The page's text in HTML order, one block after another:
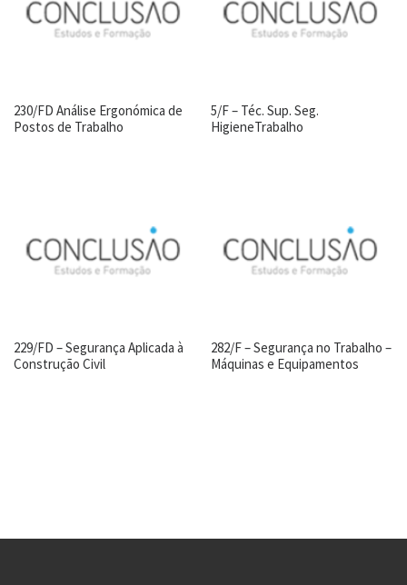
230/FD Análise Ergonómica de
Postos de Trabalho
5/F – Téc. Sup. Seg.
HigieneTrabalho
229/FD – Segurança Aplicada à
Construção Civil
282/F – Segurança no Trabalho –
Máquinas e Equipamentos